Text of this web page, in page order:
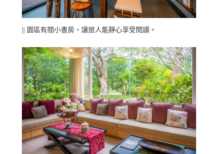
|| 園區有間小書房，讓旅人能靜心享受閱讀。